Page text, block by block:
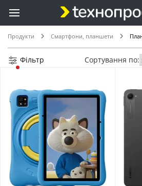
Продукти Смартфони, планшети
Фільтр Сортування по: